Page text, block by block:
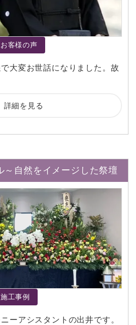
お客様の声
大変お世話になりました。故
詳細を見る
～自然をイメージした祭壇
施工事例
ーアシスタントの出井です。